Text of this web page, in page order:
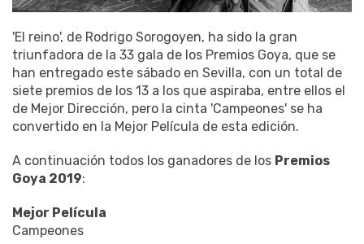
'El reino', de Rodrigo Sorogoyen, ha sido la gran
triunfadora de la 33 gala de los Premios Goya, que se
han entregado este sábado en Sevilla, con un total de
siete premios de los 13 a los que aspiraba, entre ellos el
de Mejor Dirección, pero la cinta 'Campeones' se ha
convertido en la Mejor Película de esta edición.
A continuación todos los ganadores de los Premios
Goya 2019:
Mejor Película
Campeones